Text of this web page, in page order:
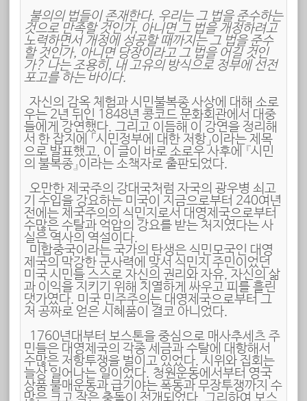
불의의 법들이 존재한다. 우리는 그 법을 준수하는
것으로 만족할 것인가, 아니면 그 법을 개정하려고
노력하면서 개정에 성공할 때까지는 그 법을 준수
할 것인가, 아니면 당장이라고 그 법을 어길 것인
가? 나는 조용히, 내 고유의 방식으로 정부에 선전
포고를 하는 바이다.
자신의 감옥 체험과 시민불복종 사상에 대해 소로
우는 2년 뒤인 1848년 콩코드 문화회관에서 대중
들에게 강연했다. 그리고 이듬해 이 강연을 정리해
서 한 잡지에 「시민정부에 대한 저항」이라는 제목
으로 발표했고, 이 글이 바로 소로우 사후에 『시민
의 불복종』이라는 소책자로 출판되었다.
오만한 제국주의 강대국처럼 자국의 광우병 쇠고
기 수입을 강요하는 미국이 지금으로부터 240여년
전에는 제국주의의 식민지로서 대영제국으로부터
수많은 수탈과 억압의 강요를 받는 처지였다는 사
실은 역사의 역설이다.
미합중국이라는 국가의 탄생은 식민모국인 대영
제국의 막강한 군사력에 맞서 식민지 주민이었던
미국 시민들 스스로 자신의 권리와 자유, 자신의 삶
과 이익을 지키기 위해 치열하게 싸우고 피를 흘린
댓가였다. 미국 민주주의는 대영제국으로부터 그
저 공짜로 얻은 시혜품이 결코 아니었다.
1760년대부터 보스톤을 중심으로 매사추세츠 주
민들은 대영제국의 각종 세금과 수탈에 대항해서
수많은 저항투쟁을 벌이고 있었다. 시위와 집회는
늘상 일어나는 일이었다. 청원운동에서부터 영국
상품 불매운동과 급기야는 폭동과 무장투쟁까지 수